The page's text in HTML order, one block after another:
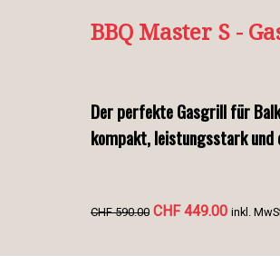
BBQ Master S -
Der perfekte Gasgrill für
kompakt, leistungsstark und
CHF 590.00 CHF 449.00 inkl.